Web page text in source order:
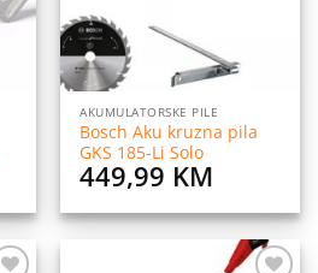
AKUMULATORSKE PILE
Bosch Aku kruzna pila
GKS 185-Li Solo
449,99 KM